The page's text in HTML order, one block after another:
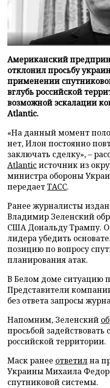
Американский
отклонил просьбу
применении
вглубь российской
возможной эскалации
Atlantic.
«На данный момент
нет, Илон постоянно
заключать сделку», –
Atlanticисточник из
министра обороны
передаетТАСС.
Ранее журналисты
Владимир Зеленский
США Дональду Трампу.
лидера убедить
позицию по вопросу
планирования атак.
В Белом доме ситуацию
Представители
без ответа запросы
Напомним, Зеленский
просьбой задействовать
российской территории.
Маск ранее ответилна
Украины Михаила
спутниковой системы.